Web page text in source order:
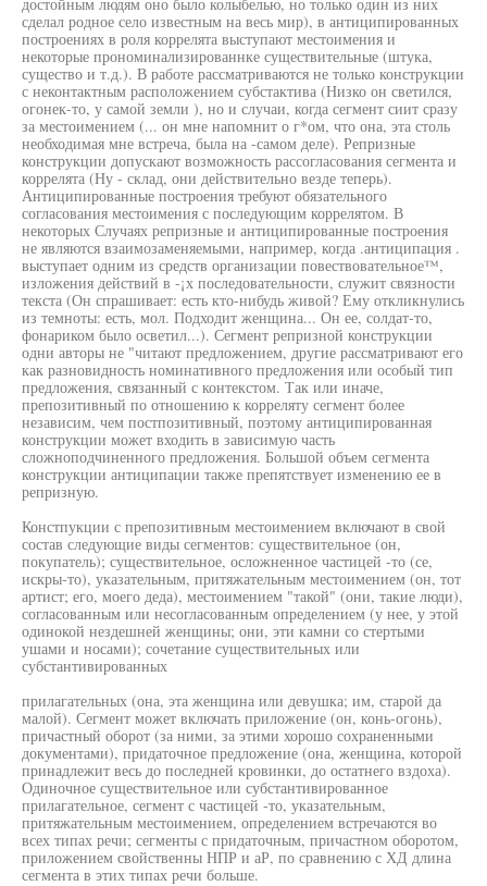
сделал родное село известным на весь мир), в антиципированных
построениях в роля коррелята выступают местоимения и
некоторые прономинализированнке существительные (штука,
существо и т.д.). В работе рассматриваются не только конструкции
с неконтактным расположением субстактива (Низко он светился,
огонек-то, у самой земли ), но и случаи, когда сегмент сиит сразу
за местоимением (... он мне напомнит о г*ом, что она, эта столь
необходимая мне встреча, была на -самом деле). Репризные
конструкции допускают возможность рассогласования сегмента и
коррелята (Ну - склад, они действительно везде теперь).
Антиципированные построения требуют обязательного
согласования местоимения с последующим коррелятом. В
некоторых Случаях репризные и антиципированные построения
не являются взаимозаменяемыми, например, когда .антиципация .
выступает одним из средств организации повествовательное™,
изложения действий в -¡х последовательности, служит связности
текста (Он спрашивает: есть кто-нибудь живой? Ему откликнулись
из темноты: есть, мол. Подходит женщина... Он ее, солдат-то,
фонариком было осветил...). Сегмент репризной конструкции
одни авторы не "читают предложением, другие рассматривают его
как разновидность номинативного предложения или особый тип
предложения, связанный с контекстом. Так или иначе,
препозитивный по отношению к корреляту сегмент более
независим, чем постпозитивный, поэтому антиципированная
конструкции может входить в зависимую часть
сложноподчиненного предложения. Большой объем сегмента
конструкции антиципации также препятствует изменению ее в
репризную.
Констпукции с препозитивным местоимением включают в свой
состав следующие виды сегментов: существительное (он,
покупатель); существительное, осложненное частицей -то (се,
искры-то), указательным, притяжательным местоимением (он, тот
артист; его, моего деда), местоимением "такой" (они, такие люди),
согласованным или несогласованным определением (у нее, у этой
одинокой нездешней женщины; они, эти камни со стертыми
ушами и носами); сочетание существительных или
субстантивированных
прилагательных (она, эта женщина или девушка; им, старой да
малой). Сегмент может включать приложение (он, конь-огонь),
причастный оборот (за ними, за этими хорошо сохраненными
документами), придаточное предложение (она, женщина, которой
принадлежит весь до последней кровинки, до остатнего вздоха).
Одиночное существительное или субстантивированное
прилагательное, сегмент с частицей -то, указательным,
притяжательным местоимением, определением встречаются во
всех типах речи; сегменты с придаточным, причастном оборотом,
приложением свойственны НПР и аР, по сравнению с ХД длина
сегмента в этих типах речи больше.